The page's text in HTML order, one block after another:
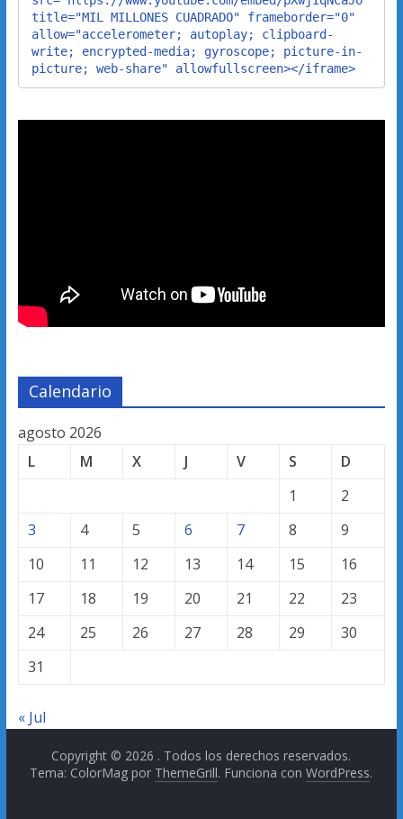
title="MIL MILLONES CUADRADO" frameborder="0"
allow="accelerometer; autoplay; clipboard-
write; encrypted-media; gyroscope; picture-in-
picture; web-share" allowfullscreen></iframe>
Calendario
agosto 2026
L
M X J V S
D
1
2
3
4 5 6 7 8
9
10
11 12 13 14 15
16
17
18 19 20 21 22
23
24
25 26 27 28 29
30
31
« Jul
Copyright © 2026 . Todos los derechos reservados.
Tema: ColorMag por ThemeGrill. Funciona conWordPress.